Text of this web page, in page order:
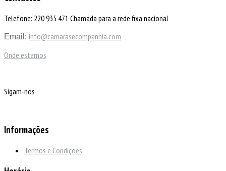
Telefone: 220 935 471 Chamada para a rede fixa nacional
Email: info@camarasecompanhia.com
Onde estamos
Sigam-nos
Informações
Termos e Condições